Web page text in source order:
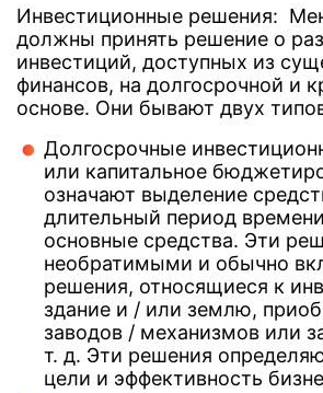
Инвестиционные решения:
должны принять решение о
инвестиций, доступных из
финансов, на долгосрочной и
основе. Они бывают двух
Долгосрочные
или капитальное
означают выделение
длительный период
основные средства. Эти
необратимыми и обычно
решения, относящиеся к
здание и / или землю,
заводов / механизмов или
т. д. Эти решения
цели и эффективность